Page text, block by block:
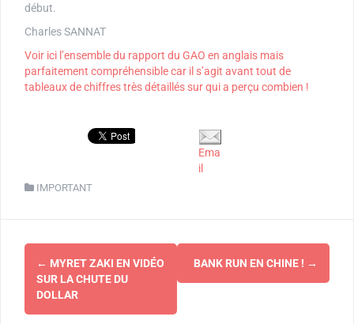
début.
Charles SANNAT
Voir ici l’ensemble du rapport du GAO en anglais mais
parfaitement compréhensible car il s’agit avant tout de
tableaux de chiffres très détaillés sur qui a perçu combien !
Ema
il
IMPORTANT
Navigation
d'article
← MYRET ZAKI EN VIDÉO
SUR LA CHUTE DU
DOLLAR
BANK RUN EN CHINE ! →